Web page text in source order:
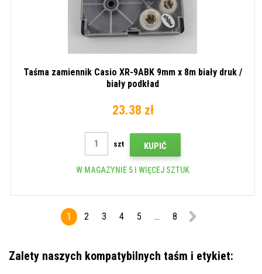
Taśma zamiennik Casio XR-9ABK 9mm x 8m biały druk /
biały podkład
23.38 zł
szt KUPIĆ
W MAGAZYNIE 5 I WIĘCEJ SZTUK
1 2 3 4 5 ... 8
Zalety naszych kompatybilnych taśm i etykiet: